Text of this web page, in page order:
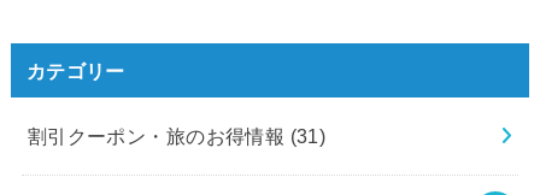
カテゴリー
割引クーポン・旅のお得情報 (31)